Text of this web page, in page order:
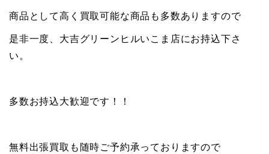
商品として高く買取可能な商品も多数ありますので
是非一度、大吉グリーンヒルいこま店にお持込下さ
い。
多数お持込大歓迎です！！
無料出張買取も随時ご予約承っておりますので